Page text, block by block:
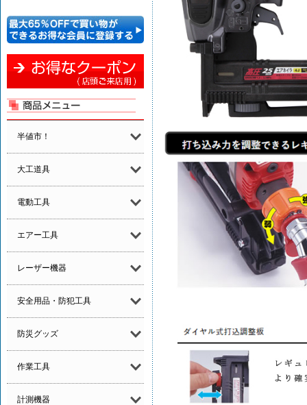
半値市！
大工道具
電動工具
エアー工具
レーザー機器
安全用品・防犯工具
防災グッズ
作業工具
計測機器